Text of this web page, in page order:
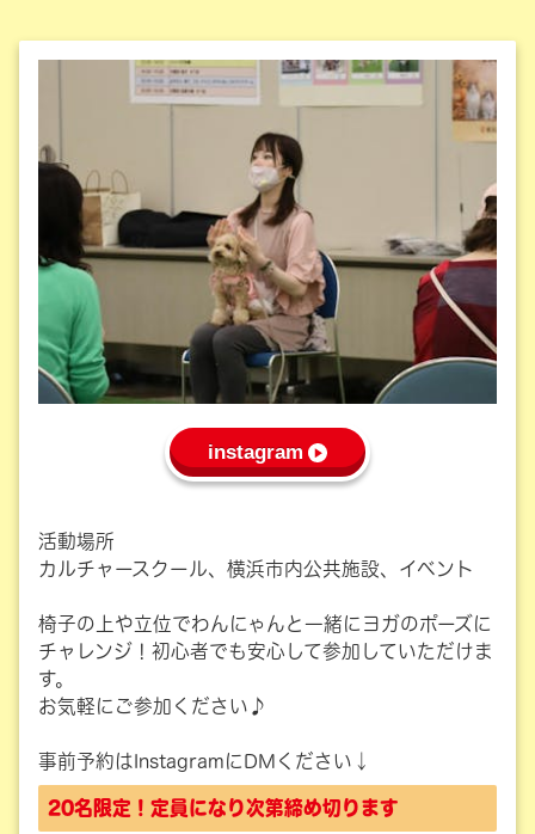
instagram
活動場所
カルチャースクール、横浜市内公共施設、イベント
椅子の上や立位でわんにゃんと一緒にヨガのポーズに
チャレンジ！初心者でも安心して参加していただけま
す。
お気軽にご参加ください♪
事前予約はInstagramにDMください↓
20名限定！定員になり次第締め切ります